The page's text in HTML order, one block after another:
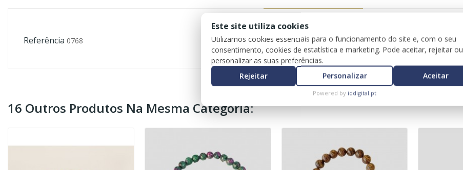
Referência 0768
16 Outros Produtos Na Mesma Categoria:
Este site utiliza cookies
Utilizamos cookies essenciais para o funcionamento do site e, com o seu
consentimento, cookies de estatística e marketing. Pode aceitar, rejeitar ou
personalizar as suas preferências.
Rejeitar
Personalizar Aceitar
Powered by iddigital.pt